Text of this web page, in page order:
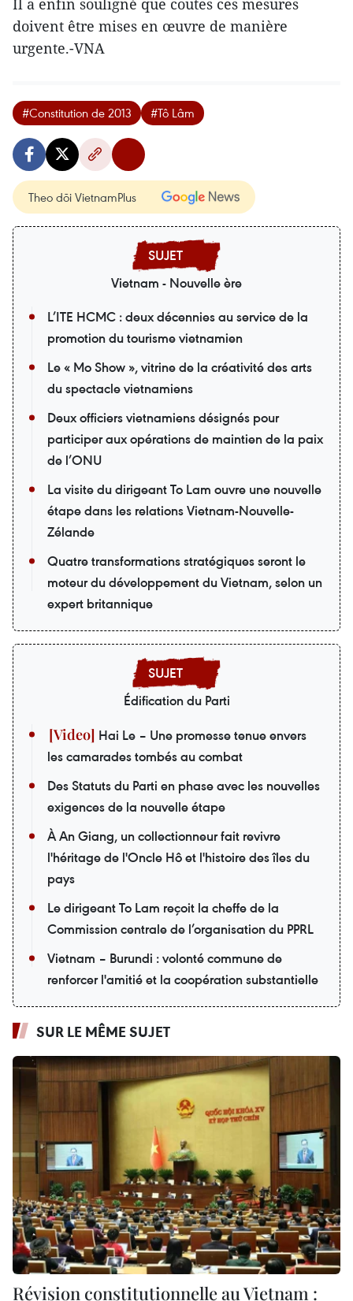
Il a enfin souligné que coutes ces mesures
doivent être mises en œuvre de manière
urgente.-VNA
#Constitution de 2013 #Tô Lâm
Theo dõi VietnamPlus
Vietnam - Nouvelle ère
L’ITE HCMC : deux décennies au service de la
promotion du tourisme vietnamien
Le « Mo Show », vitrine de la créativité des arts
du spectacle vietnamiens
Deux officiers vietnamiens désignés pour
participer aux opérations de maintien de la paix
de l’ONU
La visite du dirigeant To Lam ouvre une nouvelle
étape dans les relations Vietnam-Nouvelle-
Zélande
Quatre transformations stratégiques seront le
moteur du développement du Vietnam, selon un
expert britannique
Édification du Parti
Hai Le – Une promesse tenue envers
les camarades tombés au combat
Des Statuts du Parti en phase avec les nouvelles
exigences de la nouvelle étape
À An Giang, un collectionneur fait revivre
l'héritage de l'Oncle Hô et l'histoire des îles du
pays
Le dirigeant To Lam reçoit la cheffe de la
Commission centrale de l’organisation du PPRL
Vietnam – Burundi : volonté commune de
renforcer l'amitié et la coopération substantielle
SUR LE MÊME SUJET
Révision constitutionnelle au Vietnam :